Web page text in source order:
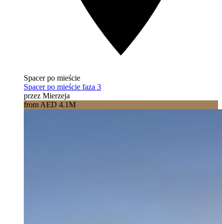
Spacer po mieście
Spacer po mieście faza 3
przez Mierzeja
from AED 4.1M